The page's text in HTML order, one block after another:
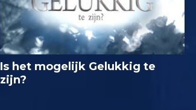
Is het mogelijk Gelukkig te
zijn?